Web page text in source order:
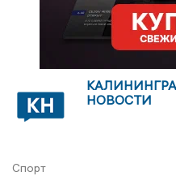
НОВОСТИ
Спорт